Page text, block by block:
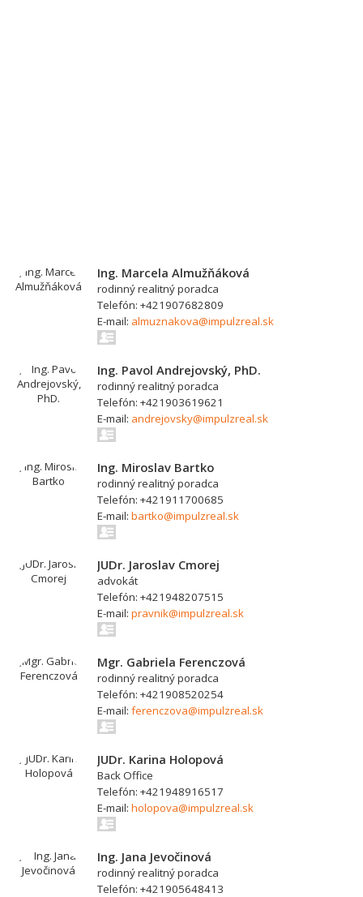
Ing. Marcela Almužňáková
rodinný realitný poradca
Telefón: +421907682809
E-mail: almuznakova@impulzreal.sk
Ing. Pavol Andrejovský, PhD.
rodinný realitný poradca
Telefón: +421903619621
E-mail: andrejovsky@impulzreal.sk
Ing. Miroslav Bartko
rodinný realitný poradca
Telefón: +421911700685
E-mail: bartko@impulzreal.sk
JUDr. Jaroslav Cmorej
advokát
Telefón: +421948207515
E-mail: pravnik@impulzreal.sk
Mgr. Gabriela Ferenczová
rodinný realitný poradca
Telefón: +421908520254
E-mail: ferenczova@impulzreal.sk
JUDr. Karina Holopová
Back Office
Telefón: +421948916517
E-mail: holopova@impulzreal.sk
Ing. Jana Jevočinová
rodinný realitný poradca
Telefón: +421905648413